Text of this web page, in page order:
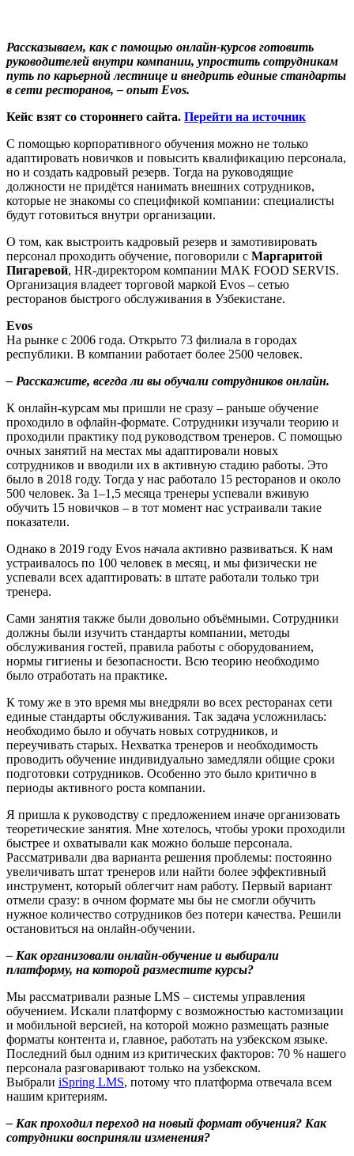
Рассказываем, как с помощью онлайн-курсов готовить
руководителей внутри компании, упростить сотрудникам
путь по карьерной лестнице и внедрить единые стандарты
в сети ресторанов, – опыт Evos.
Кейс взят со стороннего сайта. Перейти на источник
С помощью корпоративного обучения можно не только
адаптировать новичков и повысить квалификацию персонала,
но и создать кадровый резерв. Тогда на руководящие
должности не придётся нанимать внешних сотрудников,
которые не знакомы со спецификой компании: специалисты
будут готовиться внутри организации.
О том, как выстроить кадровый резерв и замотивировать
персонал проходить обучение, поговорили с Маргаритой
Пигаревой, HR-директором компании MAK FOOD SERVIS.
Организация владеет торговой маркой Evos – сетью
ресторанов быстрого обслуживания в Узбекистане.
Evos
На рынке с 2006 года. Открыто 73 филиала в городах
республики. В компании работает более 2500 человек.
– Расскажите, всегда ли вы обучали сотрудников онлайн.
К онлайн-курсам мы пришли не сразу – раньше обучение
проходило в офлайн-формате. Сотрудники изучали теорию и
проходили практику под руководством тренеров. С помощью
очных занятий на местах мы адаптировали новых
сотрудников и вводили их в активную стадию работы. Это
было в 2018 году. Тогда у нас работало 15 ресторанов и около
500 человек. За 1–1,5 месяца тренеры успевали вживую
обучить 15 новичков – в тот момент нас устраивали такие
показатели.
Однако в 2019 году Evos начала активно развиваться. К нам
устраивалось по 100 человек в месяц, и мы физически не
успевали всех адаптировать: в штате работали только три
тренера.
Сами занятия также были довольно объёмными. Сотрудники
должны были изучить стандарты компании, методы
обслуживания гостей, правила работы с оборудованием,
нормы гигиены и безопасности. Всю теорию необходимо
было отработать на практике.
К тому же в это время мы внедряли во всех ресторанах сети
единые стандарты обслуживания. Так задача усложнилась:
необходимо было и обучать новых сотрудников, и
переучивать старых. Нехватка тренеров и необходимость
проводить обучение индивидуально замедляли общие сроки
подготовки сотрудников. Особенно это было критично в
периоды активного роста компании.
Я пришла к руководству с предложением иначе организовать
теоретические занятия. Мне хотелось, чтобы уроки проходили
быстрее и охватывали как можно больше персонала.
Рассматривали два варианта решения проблемы: постоянно
увеличивать штат тренеров или найти более эффективный
инструмент, который облегчит нам работу. Первый вариант
отмели сразу: в очном формате мы бы не смогли обучить
нужное количество сотрудников без потери качества. Решили
остановиться на онлайн-обучении.
– Как организовали онлайн-обучение и выбирали
платформу, на которой разместите курсы?
Мы рассматривали разные LMS – системы управления
обучением. Искали платформу с возможностью кастомизации
и мобильной версией, на которой можно размещать разные
форматы контента и, главное, работать на узбекском языке.
Последний был одним из критических факторов: 70 % нашего
персонала разговаривают только на узбекском.
Выбрали iSpring LMS, потому что платформа отвечала всем
нашим критериям.
– Как проходил переход на новый формат обучения? Как
сотрудники восприняли изменения?